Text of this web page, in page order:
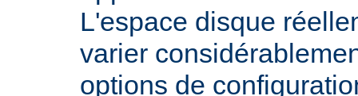
L'espace disque
varier
options de